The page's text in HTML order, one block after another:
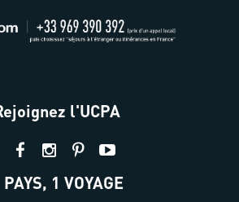
l'UCPA
PAYS, 1 VOYAGE